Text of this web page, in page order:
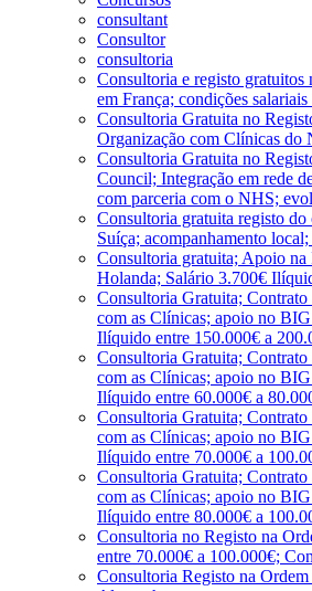
consultant
Consultor
consultoria
Consultoria e registo gratuitos
em França; condições salariais
Consultoria Gratuita no
Organização com Clínicas do
Consultoria Gratuita no
Council; Integração em rede
com parceria com o NHS;
Consultoria gratuita registo do
Suíça; acompanhamento
Consultoria gratuita; Apoio na
Holanda; Salário 3.700€
Consultoria Gratuita; Contrato
com as Clínicas; apoio no
Ilíquido entre 150.000€ a
Consultoria Gratuita; Contrato
com as Clínicas; apoio no
Ilíquido entre 60.000€ a
Consultoria Gratuita; Contrato
com as Clínicas; apoio no
Ilíquido entre 70.000€ a
Consultoria Gratuita; Contrato
com as Clínicas; apoio no
Ilíquido entre 80.000€ a
Consultoria no Registo na
entre 70.000€ a 100.000€;
Consultoria Registo na